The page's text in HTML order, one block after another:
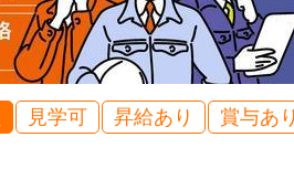
見学可 昇給あり 賞与あ